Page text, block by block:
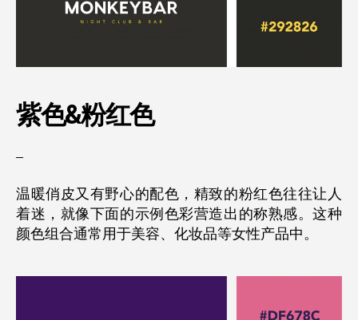
紫色&粉红色
–
温暖俏皮又有野心的配色，精致的粉红色往往让人
着迷，就像下面的示例色彩营造出的称熟感。这种
颜色组合通常用于美容、化妆品等女性产品中。